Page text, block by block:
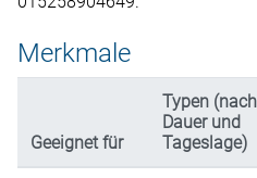
Merkmale
Geeignet für
Typen (nach
Dauer und
Tageslage)